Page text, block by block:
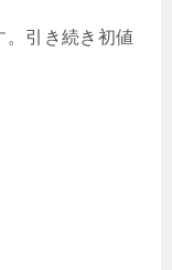
。引き続き初値